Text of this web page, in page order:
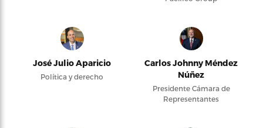
José Julio Aparicio
Política y derecho
Carlos Johnny Méndez
Núñez
Presidente Cámara de
Representantes